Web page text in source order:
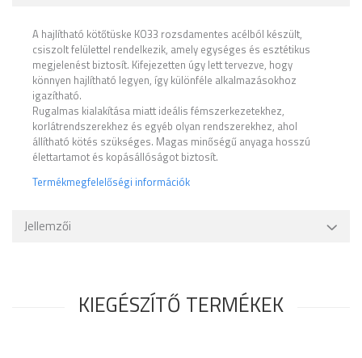
A hajlítható kötőtüske KO33 rozsdamentes acélból készült,
csiszolt felülettel rendelkezik, amely egységes és esztétikus
megjelenést biztosít. Kifejezetten úgy lett tervezve, hogy
könnyen hajlítható legyen, így különféle alkalmazásokhoz
igazítható.
Rugalmas kialakítása miatt ideális fémszerkezetekhez,
korlátrendszerekhez és egyéb olyan rendszerekhez, ahol
állítható kötés szükséges. Magas minőségű anyaga hosszú
élettartamot és kopásállóságot biztosít.
Termékmegfelelőségi információk
Jellemzői
KIEGÉSZÍTŐ TERMÉKEK